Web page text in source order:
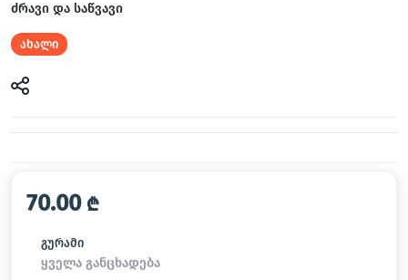
ძრავი და საწვავი
ახალი
70.00 ₾
გურამი
ყველა განცხადება